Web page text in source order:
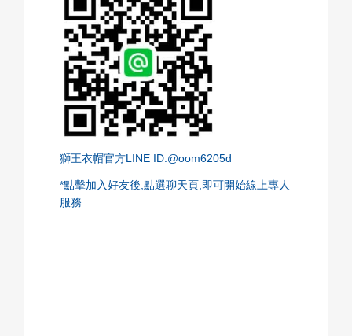
獅王衣帽官方LINE ID:@oom6205d
*點擊加入好友後,點選聊天頁,即可開始線上專人
服務